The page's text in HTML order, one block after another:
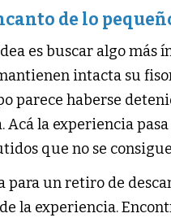
de lo
es buscar algo más
intacta su
parece haberse
Acá la experiencia
que no se
para un retiro de
la experiencia.